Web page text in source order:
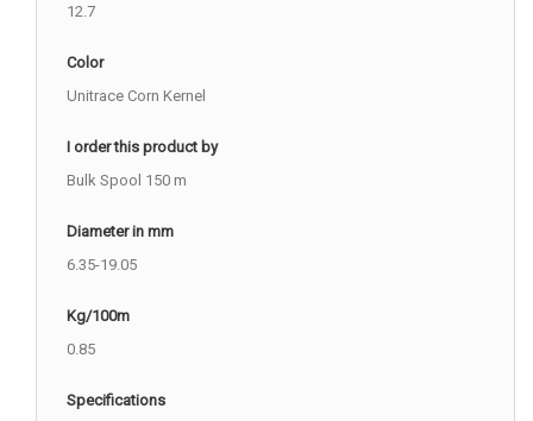
12.7
Color
Unitrace Corn Kernel
I order this product by
Bulk Spool 150 m
Diameter in mm
6.35-19.05
Kg/100m
0.85
Specifications